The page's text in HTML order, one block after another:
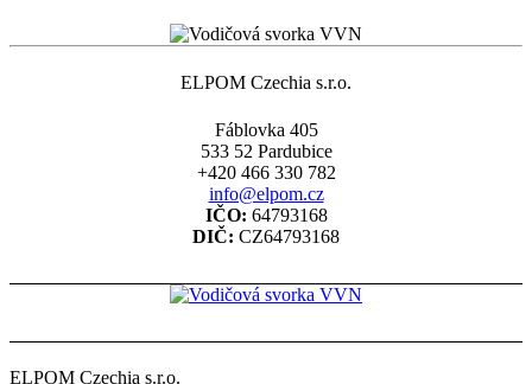
ELPOM Czechia s.r.o.
Fáblovka 405
533 52 Pardubice
+420 466 330 782
info@elpom.cz
IČO: 64793168
DIČ: CZ64793168
ELPOM Czechia s.r.o.